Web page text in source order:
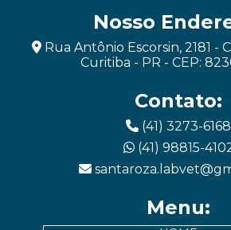
Nosso
Rua Antônio Escorsin, 2181 -
Curitiba - PR - CEP:
Contato:
(41) 3273-6168
(41) 98815-
Menu: